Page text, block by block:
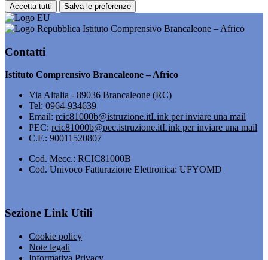
Accetta tutti Salva le preferenze
Istituto Comprensivo Brancaleone – Africo
Contatti
Istituto Comprensivo Brancaleone – Africo
Via Altalia - 89036 Brancaleone (RC)
Tel: 0964-934639
Email: rcic81000b@istruzione.itLink per inviare una mail
PEC: rcic81000b@pec.istruzione.itLink per inviare una mail
C.F.: 90011520807
Cod. Mecc.: RCIC81000B
Cod. Univoco Fatturazione Elettronica: UFYOMD
Sezione Link Utili
Cookie policy
Note legali
Informativa Privacy